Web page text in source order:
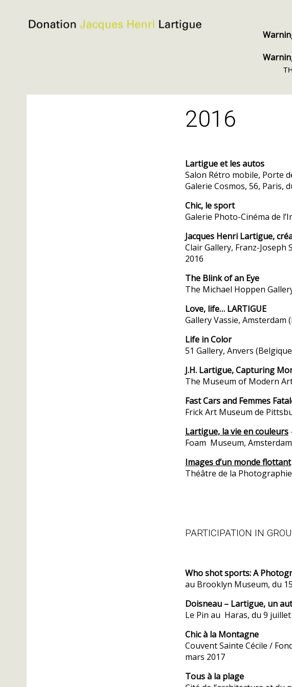
2016
Lartigue et les autos
Salon Rétro mobile, Porte
Galerie Cosmos, 56, Paris,
Chic, le sport
Galerie Photo-Cinéma de
Jacques Henri Lartigue,
Clair Gallery, Franz-Joseph
2016
The Blink of an Eye
The Michael Hoppen
Love, life… LARTIGUE
Gallery Vassie, Amsterdam
Life in Color
51 Gallery, Anvers
J.H. Lartigue, Capturing
The Museum of Modern
Fast Cars and Femmes
Frick Art Museum de
Lartigue, la vie en couleurs
Foam Museum,
Images d’un monde flottant
Théâtre de la
PARTICIPATION IN
Who shot sports: A
au Brooklyn Museum, du
Doisneau – Lartigue, un
Le Pin au Haras, du 9
Chic à la Montagne
Couvent Sainte Cécile /
mars 2017
Tous à la plage